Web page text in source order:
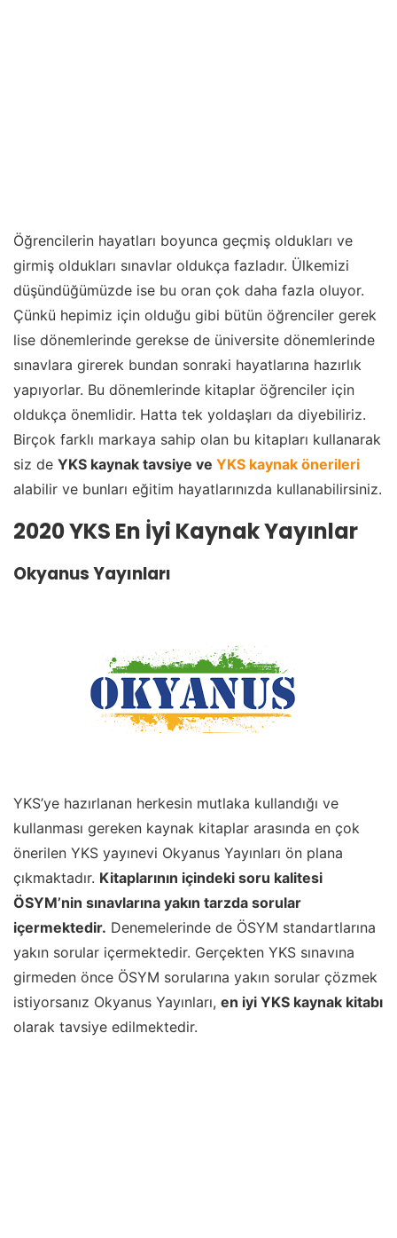
Öğrencilerin hayatları boyunca geçmiş oldukları ve
girmiş oldukları sınavlar oldukça fazladır. Ülkemizi
düşündüğümüzde ise bu oran çok daha fazla oluyor.
Çünkü hepimiz için olduğu gibi bütün öğrenciler gerek
lise dönemlerinde gerekse de üniversite dönemlerinde
sınavlara girerek bundan sonraki hayatlarına hazırlık
yapıyorlar. Bu dönemlerinde kitaplar öğrenciler için
oldukça önemlidir. Hatta tek yoldaşları da diyebiliriz.
Birçok farklı markaya sahip olan bu kitapları kullanarak
siz de YKS kaynak tavsiye ve YKS kaynak önerileri
alabilir ve bunları eğitim hayatlarınızda kullanabilirsiniz.
2020 YKS En İyi Kaynak Yayınlar
Okyanus Yayınları
YKS’ye hazırlanan herkesin mutlaka kullandığı ve
kullanması gereken kaynak kitaplar arasında en çok
önerilen YKS yayınevi Okyanus Yayınları ön plana
çıkmaktadır. Kitaplarının içindeki soru kalitesi
ÖSYM’nin sınavlarına yakın tarzda sorular
içermektedir. Denemelerinde de ÖSYM standartlarına
yakın sorular içermektedir. Gerçekten YKS sınavına
girmeden önce ÖSYM sorularına yakın sorular çözmek
istiyorsanız Okyanus Yayınları, en iyi YKS kaynak kitabı
olarak tavsiye edilmektedir.